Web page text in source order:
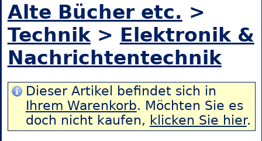
Alte Bücher etc. >
Technik> Elektronik &
Nachrichtentechnik
Dieser Artikel befindet sich in
Ihrem Warenkorb. Möchten Sie es
doch nicht kaufen, klicken Sie hier.